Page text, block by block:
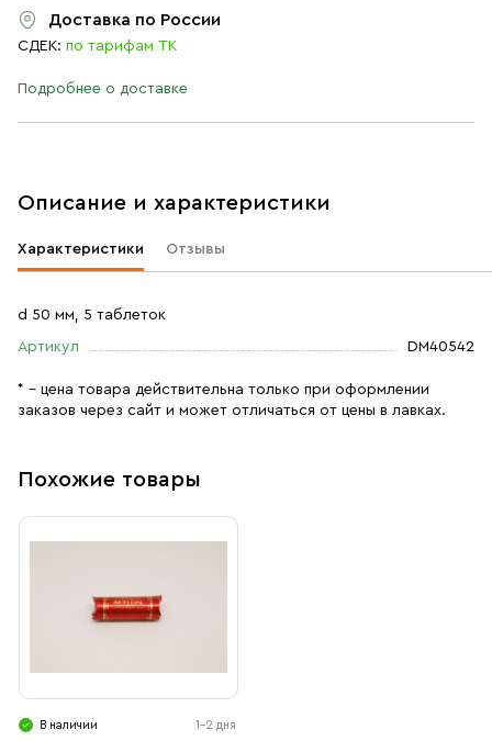
Доставка по России
СДЕК: по тарифам ТК
Подробнее о доставке
Описание и характеристики
Характеристики Отзывы
d 50 мм, 5 таблеток
Артикул DM40542
* – цена товара действительна только при оформлении
заказов через сайт и может отличаться от цены в лавках.
Похожие товары
В наличии 1-2 дня